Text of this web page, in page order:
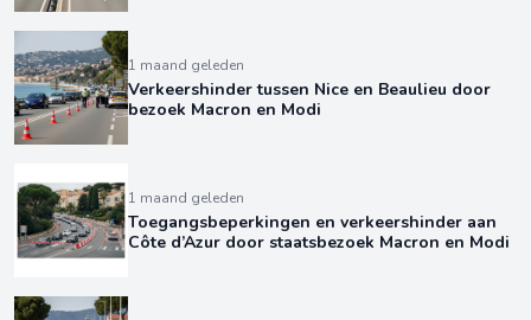
1 maand geleden
Verkeershinder tussen Nice en Beaulieu door
bezoek Macron en Modi
1 maand geleden
Toegangsbeperkingen en verkeershinder aan
Côte d’Azur door staatsbezoek Macron en Modi